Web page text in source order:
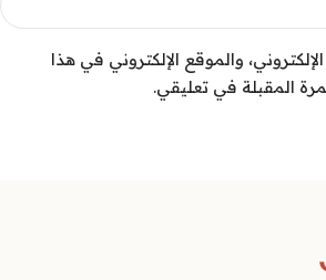
والموقع الإلكتروني في هذا
المقبلة في تعليقي.